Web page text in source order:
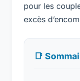
pour les
excès
📑